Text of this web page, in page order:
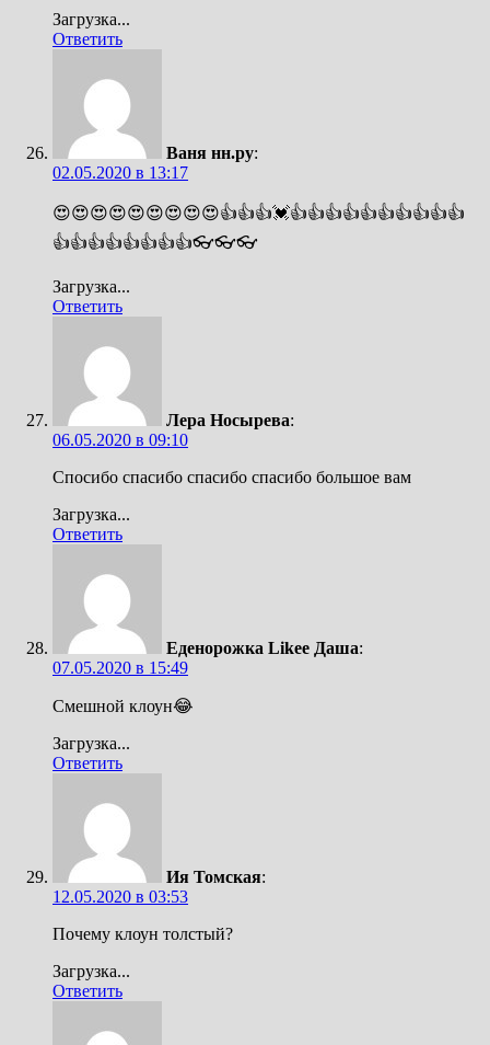
Загрузка...
Ответить
Ваня нн.ру:
02.05.2020 в 13:17
😍😍😍😍😍😍😍😍😍👍👍👍💓👍👍👍👍👍👍👍👍👍👍
👍👍👍👍👍👍👍👍👓👓👓
Загрузка...
Ответить
Лера Носырева:
06.05.2020 в 09:10
Спосибо спасибо спасибо спасибо большое вам
Загрузка...
Ответить
Еденорожка Likee Даша:
07.05.2020 в 15:49
Смешной клоун😂
Загрузка...
Ответить
Ия Томская:
12.05.2020 в 03:53
Почему клоун толстый?
Загрузка...
Ответить